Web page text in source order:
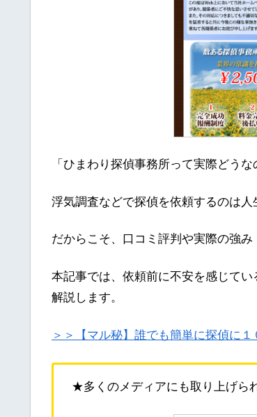
「ひまわり探偵事務所って実際どう
浮気調査などで探偵を依頼するのは人
だからこそ、口コミ評判や実際の強
本記事では、依頼前に不安を感じて
解説します。
＞＞【マル秘】誰でも簡単に探偵に
★多くのメディアにも取り上げら